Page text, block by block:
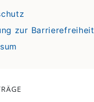
zur Barrierefreiheit